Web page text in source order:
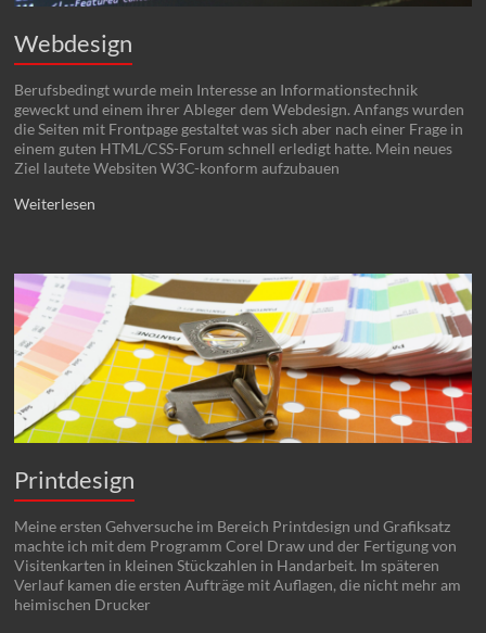
Webdesign
Berufsbedingt wurde mein Interesse an Informationstechnik
geweckt und einem ihrer Ableger dem Webdesign. Anfangs wurden
die Seiten mit Frontpage gestaltet was sich aber nach einer Frage in
einem guten HTML/CSS-Forum schnell erledigt hatte. Mein neues
Ziel lautete Websiten W3C-konform aufzubauen
Weiterlesen
Printdesign
Meine ersten Gehversuche im Bereich Printdesign und Grafiksatz
machte ich mit dem Programm Corel Draw und der Fertigung von
Visitenkarten in kleinen Stückzahlen in Handarbeit. Im späteren
Verlauf kamen die ersten Aufträge mit Auflagen, die nicht mehr am
heimischen Drucker